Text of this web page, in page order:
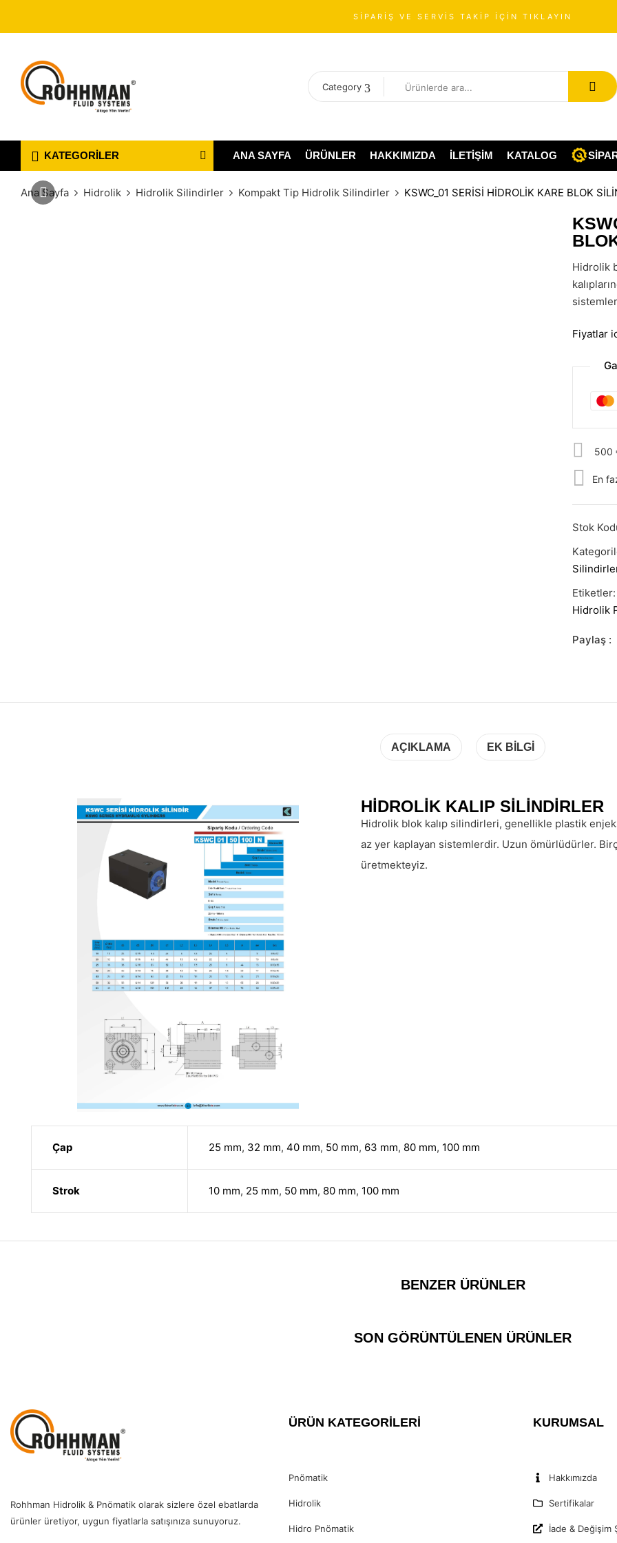
SİPARİŞ VE SERVİS TAKİP İÇİN TIKLAYIN
Category
KATEGORILER ANA SAYFA ÜRÜNLER HAKKIMIZDA İLETIŞIM KATALOG
Ana Sayfa Hidrolik Hidrolik Silindirler Kompakt Tip Hidrolik Silindirler KSWC_01 SERİSİ HİDROLİK KARE BLOK
Hidrolik
Fiyatlar
500
En
Stok
Etiketler:
Hidrolik
Paylaş :
AÇIKLAMA EK BILGI
HIDROLIK KALIP SILINDIRLER
Hidrolik blok kalıp silindirleri, genellikle plastik
az yer kaplayan sistemlerdir. Uzun ömürlüdürler.
üretmekteyiz.
Çap 25 mm, 32 mm, 40 mm, 50 mm, 63 mm, 80 mm, 100 mm
Strok 10 mm, 25 mm, 50 mm, 80 mm, 100 mm
BENZER ÜRÜNLER
SON GÖRÜNTÜLENEN ÜRÜNLER
Rohhman Hidrolik & Pnömatik olarak sizlere özel ebatlarda
ürünler üretiyor, uygun fiyatlarla satışınıza sunuyoruz.
ÜRÜN KATEGORİLERİ
Pnömatik
Hidrolik
Hidro Pnömatik
KURUMSAL
Hakkımızda
Sertifikalar
İade & Değişim